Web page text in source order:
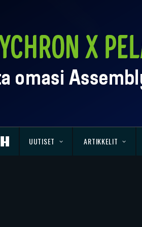
UUTISET ARTIKKELIT